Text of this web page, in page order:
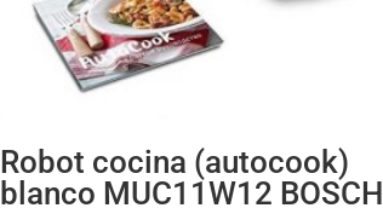
Robot cocina (autocook)
blanco MUC11W12 BOSCH